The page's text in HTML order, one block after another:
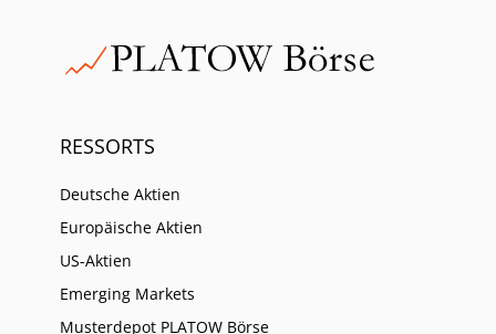
RESSORTS
Deutsche Aktien
Europäische Aktien
US-Aktien
Emerging Markets
Musterdepot PLATOW Börse